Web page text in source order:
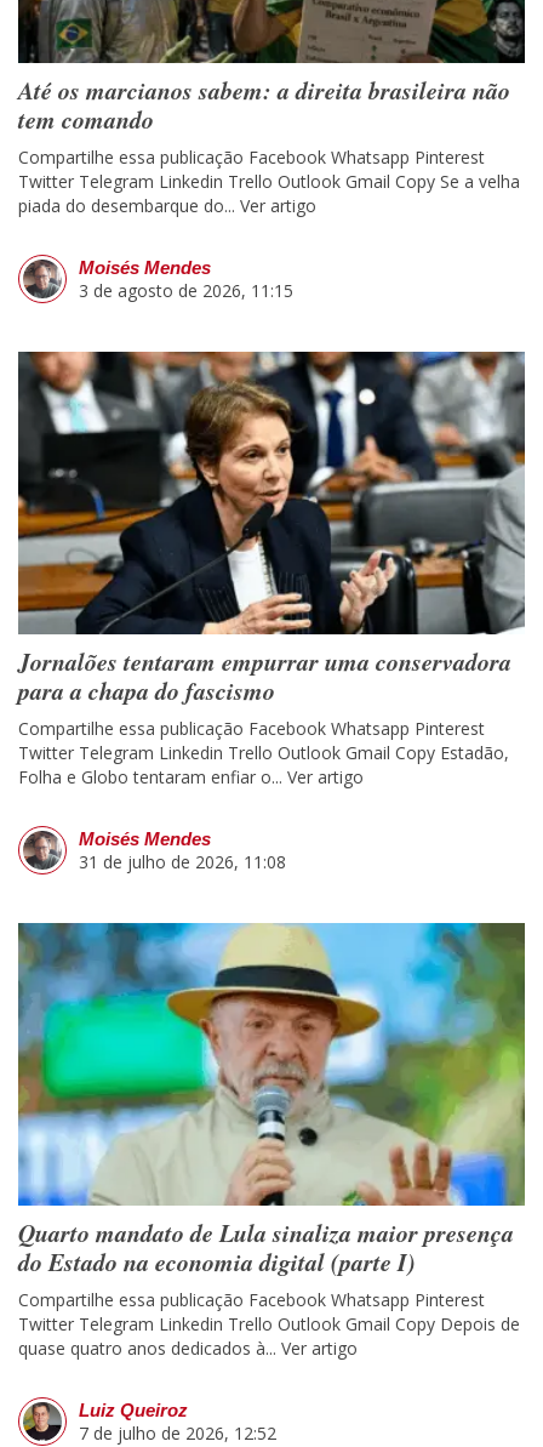
Até os marcianos sabem: a direita brasileira não
tem comando
Compartilhe essa publicação Facebook Whatsapp Pinterest
Twitter Telegram Linkedin Trello Outlook Gmail Copy Se a velha
piada do desembarque do... Ver artigo
Moisés Mendes
3 de agosto de 2026, 11:15
Jornalões tentaram empurrar uma conservadora
para a chapa do fascismo
Compartilhe essa publicação Facebook Whatsapp Pinterest
Twitter Telegram Linkedin Trello Outlook Gmail Copy Estadão,
Folha e Globo tentaram enfiar o... Ver artigo
Moisés Mendes
31 de julho de 2026, 11:08
Quarto mandato de Lula sinaliza maior presença
do Estado na economia digital (parte I)
Compartilhe essa publicação Facebook Whatsapp Pinterest
Twitter Telegram Linkedin Trello Outlook Gmail Copy Depois de
quase quatro anos dedicados à... Ver artigo
Luiz Queiroz
7 de julho de 2026, 12:52